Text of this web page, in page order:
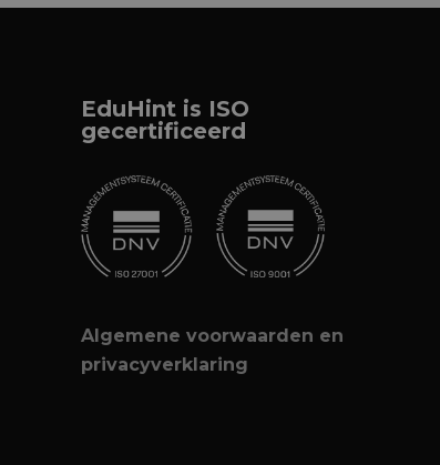
EduHint is ISO
gecertificeerd
Algemene voorwaarden en
privacyverklaring